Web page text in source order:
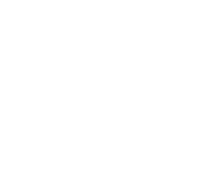
冊へ。
も全力で制作中です。